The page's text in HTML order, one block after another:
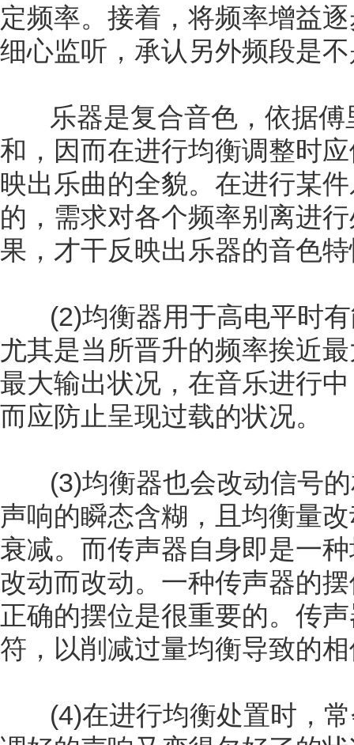
定频率。接着，将频率增益
细心监听，承认另外频段是
乐器是复合音色，依据傅
和，因而在进行均衡调整时
映出乐曲的全貌。在进行某
的，需求对各个频率别离进
果，才干反映出乐器的音色
(2)均衡器用于高电平时有
尤其是当所晋升的频率挨近
最大输出状况，在音乐进行
而应防止呈现过载的状况。
(3)均衡器也会改动信号的
声响的瞬态含糊，且均衡量
衰减。而传声器自身即是一
改动而改动。一种传声器的
正确的摆位是很重要的。传
符，以削减过量均衡导致的
(4)在进行均衡处置时，常